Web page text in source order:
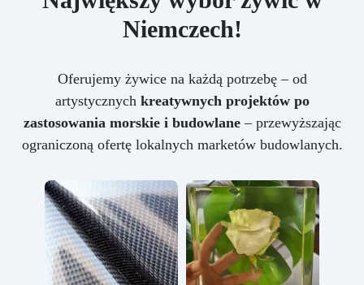
Niemczech!
Oferujemy żywice na każdą potrzebę – od
artystycznych kreatywnych projektów po
zastosowania morskie i budowlane– przewyższając
ograniczoną ofertę lokalnych marketów budowlanych.